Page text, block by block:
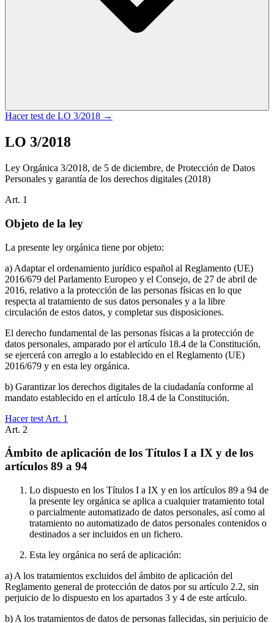
Hacer test de LO 3/2018 →
LO 3/2018
Ley Orgánica 3/2018, de 5 de diciembre, de Protección de Datos
Personales y garantía de los derechos digitales (2018)
Art. 1
Objeto de la ley
La presente ley orgánica tiene por objeto:
a) Adaptar el ordenamiento jurídico español al Reglamento (UE)
2016/679 del Parlamento Europeo y el Consejo, de 27 de abril de
2016, relativo a la protección de las personas físicas en lo que
respecta al tratamiento de sus datos personales y a la libre
circulación de estos datos, y completar sus disposiciones.
El derecho fundamental de las personas físicas a la protección de
datos personales, amparado por el artículo 18.4 de la Constitución,
se ejercerá con arreglo a lo establecido en el Reglamento (UE)
2016/679 y en esta ley orgánica.
b) Garantizar los derechos digitales de la ciudadanía conforme al
mandato establecido en el artículo 18.4 de la Constitución.
Hacer test Art. 1
Art. 2
Ámbito de aplicación de los Títulos I a IX y de los
artículos 89 a 94
Lo dispuesto en los Títulos I a IX y en los artículos 89 a 94 de
la presente ley orgánica se aplica a cualquier tratamiento total
o parcialmente automatizado de datos personales, así como al
tratamiento no automatizado de datos personales contenidos o
destinados a ser incluidos en un fichero.
Esta ley orgánica no será de aplicación:
a) A los tratamientos excluidos del ámbito de aplicación del
Reglamento general de protección de datos por su artículo 2.2, sin
perjuicio de lo dispuesto en los apartados 3 y 4 de este artículo.
b) A los tratamientos de datos de personas fallecidas, sin perjuicio de